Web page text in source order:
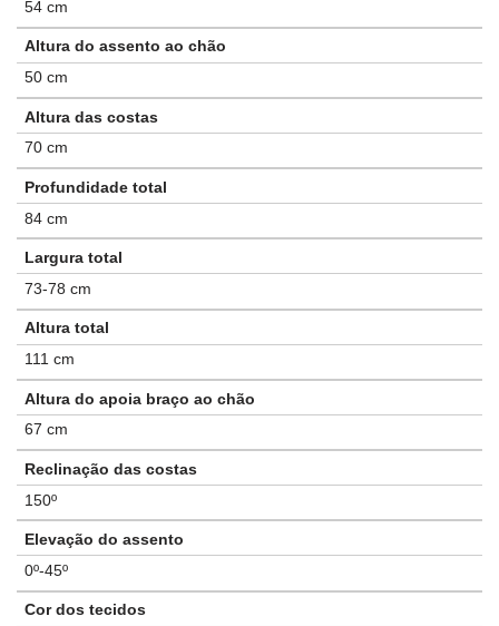
54 cm
Altura do assento ao chão
50 cm
Altura das costas
70 cm
Profundidade total
84 cm
Largura total
73-78 cm
Altura total
111 cm
Altura do apoia braço ao chão
67 cm
Reclinação das costas
150º
Elevação do assento
0º-45º
Cor dos tecidos